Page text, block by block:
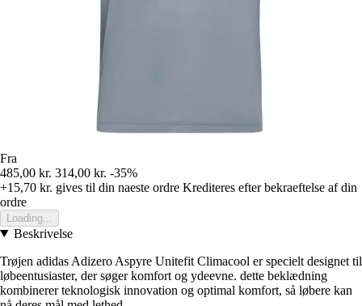
Fra
485,00 kr. 314,00 kr. -35%
+15,70 kr. gives til din naeste ordre Krediteres efter bekraeftelse af din
ordre
Loading...
Beskrivelse
Trøjen adidas Adizero Aspyre Unitefit Climacool er specielt designet til
løbeentusiaster, der søger komfort og ydeevne. dette beklædning
kombinerer teknologisk innovation og optimal komfort, så løbere kan